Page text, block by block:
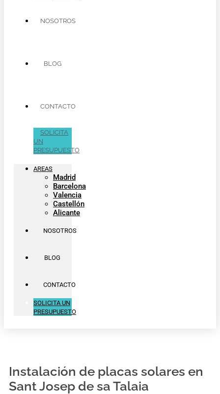
NOSOTROS
BLOG
CONTACTO
SOLICITA
UN
PRESUPUESTO
AREAS
Madrid
Barcelona
Valencia
Castellón
Alicante
NOSOTROS
BLOG
CONTACTO
SOLICITA UN
PRESUPUESTO
Instalación de placas solares en
Sant Josep de sa Talaia